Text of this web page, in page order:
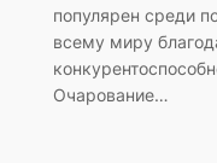
популярен среди
всему миру
Очарование…